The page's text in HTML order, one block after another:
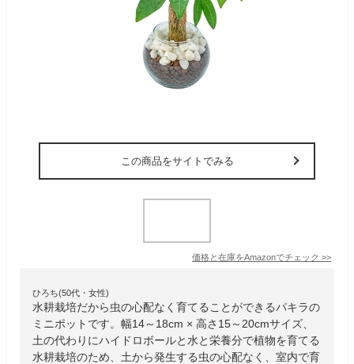
この商品をサイトでみる
価格と在庫をAmazonでチェック >>
ひろち(50代・女性)
水耕栽培だから虫の心配なく育てることができるパキラの
ミニポットです。幅14～18cm × 高さ15～20cmサイズ、
土の代わりにハイドロボールと水と栄養分で植物を育てる
水耕栽培のため、土から発生する虫の心配なく、室内で育